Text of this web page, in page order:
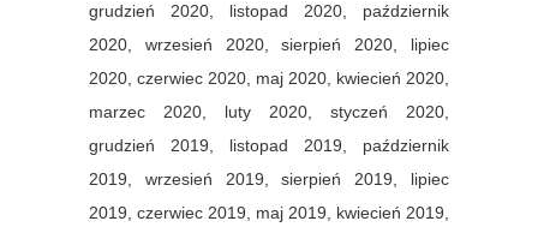
grudzień 2020, listopad 2020, październik
2020, wrzesień 2020,sierpień 2020, lipiec
2020, czerwiec 2020, maj 2020, kwiecień 2020,
marzec 2020, luty 2020, styczeń 2020,
grudzień 2019, listopad 2019, październik
2019, wrzesień 2019,sierpień 2019, lipiec
2019, czerwiec 2019, maj 2019, kwiecień 2019,